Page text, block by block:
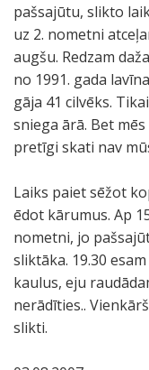
pašsajūtu, slikto
uz 2. nometni
augšu. Redzam
no 1991. gada
gāja 41 cilvēks.
sniega ārā. Bet
pretīgi skati nav
Laiks paiet sēžot
ēdot kārumus. Ap
nometni, jo
sliktāka. 19.30
kaulus, eju
nerādīties..
slikti.